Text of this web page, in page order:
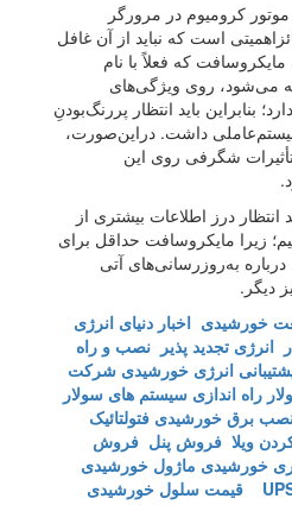
کرومیوم در مرورگر
است که نباید از آن غافل
که فعلاً با نام
می‌شود، روی ویژگی‌های
بنابراین باید انتظار پر‌رنگ‌بودنِ
داشت. در‌این‌صورت،
شگرفی روی این
انتظار درز اطلاعات بیشتری از
زیرا مایکروسافت حداقل برای
به‌روزرسانی‌های آتی
خورشیدی اخبار دنیای انرژی
انرژی تجدید پذیر نصب و راه
انرژی خورشیدی شرکت
راه اندازی سیستم های سولار
برق خورشیدی فتولتائیک
ویلا فروش پنل فروش
خورشیدی ماژول خورشیدی
قیمت سلول خورشیدی